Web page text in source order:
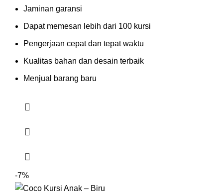
Jaminan garansi
Dapat memesan lebih dari 100 kursi
Pengerjaan cepat dan tepat waktu
Kualitas bahan dan desain terbaik
Menjual barang baru
-7%